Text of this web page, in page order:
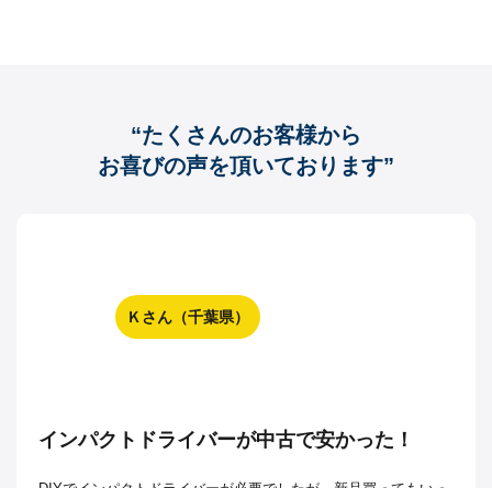
“たくさんのお客様から
お喜びの声を頂いております”
Ｋさん（千葉県）
インパクトドライバーが中古で安かった！